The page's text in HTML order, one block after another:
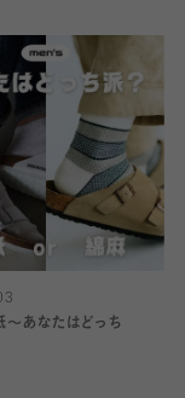
あなたはどっち